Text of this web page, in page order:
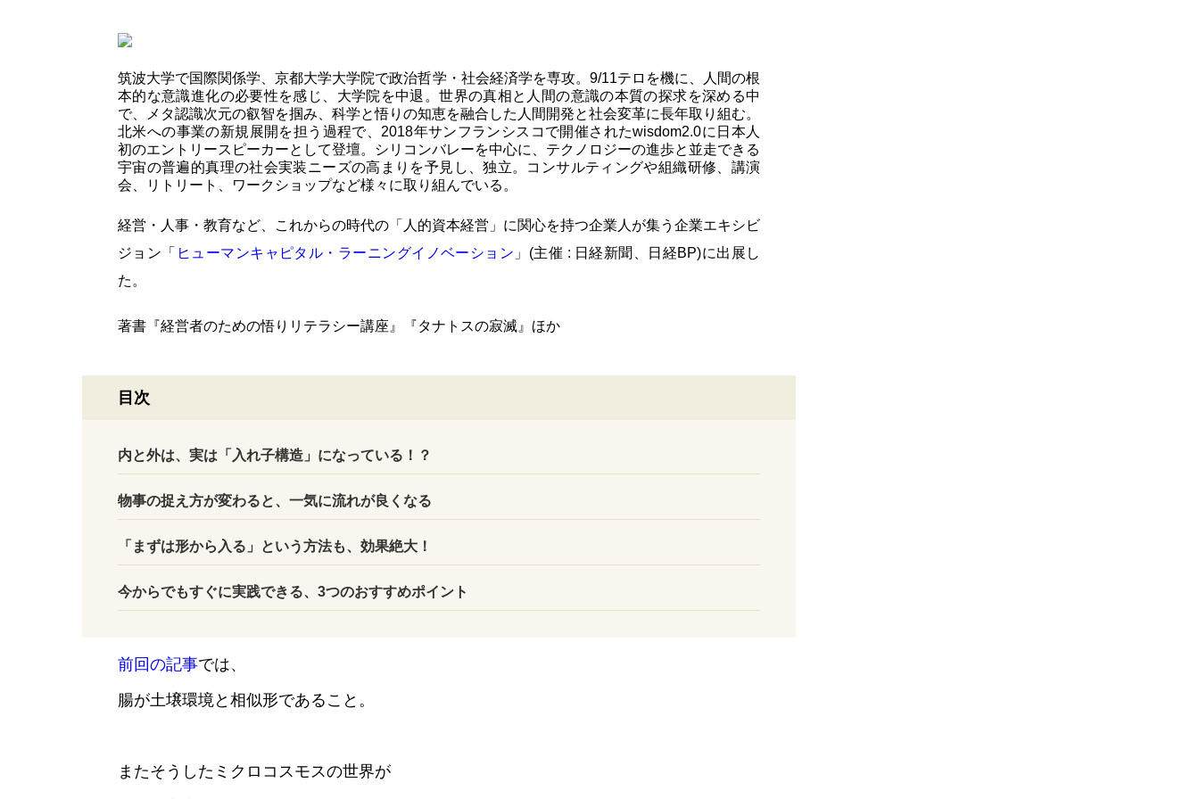
筑波大学で国際関係学、京都大学大学院で政治哲学・社会経済学を専攻。9/11テロを機に、人間の根
本的な意識進化の必要性を感じ、大学院を中退。世界の真相と人間の意識の本質の探求を深める中
で、メタ認識次元の叡智を掴み、科学と悟りの知恵を融合した人間開発と社会変革に長年取り組む。
北米への事業の新規展開を担う過程で、2018年サンフランシスコで開催されたwisdom2.0に日本人
初のエントリースピーカーとして登壇。シリコンバレーを中心に、テクノロジーの進歩と並走できる
宇宙の普遍的真理の社会実装ニーズの高まりを予見し、独立。コンサルティングや組織研修、講演
会、リトリート、ワークショップなど様々に取り組んでいる。
経営・人事・教育など、これからの時代の「人的資本経営」に関心を持つ企業人が集う企業エキシビ
ジョン「 ヒューマンキャピタル・ラーニングイノベーション 」(主催 : 日経新聞、日経BP)に出展し
た。
著書『経営者のための悟りリテラシー講座』『タナトスの寂滅』ほか
目次
内と外は、実は「入れ子構造」になっている！？
物事の捉え方が変わると、一気に流れが良くなる
「まずは形から入る」という方法も、効果絶大！
今からでもすぐに実践できる、3つのおすすめポイント
前回の記事では、
腸が土壌環境と相似形であること。
またそうしたミクロコスモスの世界が